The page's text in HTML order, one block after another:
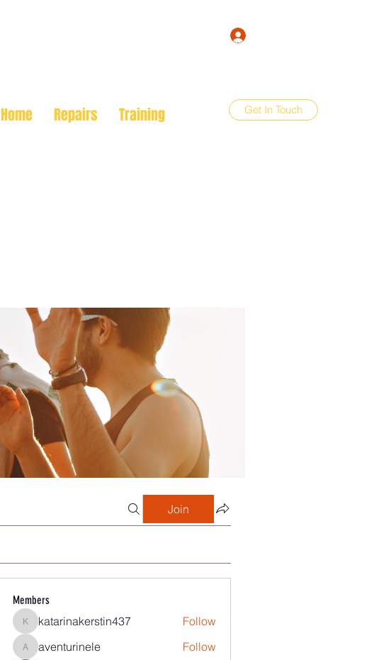
Home Repairs Training Get In Touch
Join
Members
katarinakerstin437
katarinakerstin437 Follow
aventurinele
aventurinele Follow